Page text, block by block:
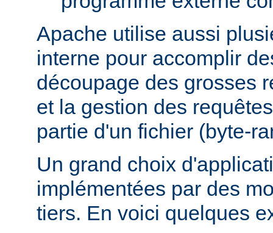
Apache utilise aussi
interne pour accomplir
découpage des grosses
et la gestion des
partie d'un fichier (byte-
Un grand choix
implémentées par des
tiers. En voici quelques